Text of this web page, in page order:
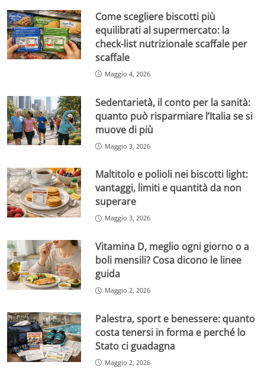
Come scegliere biscotti più
equilibrati al supermercato: la
check-list nutrizionale scaffale per
scaffale
Maggio 4, 2026
Sedentarietà, il conto per la sanità:
quanto può risparmiare l’Italia se si
muove di più
Maggio 3, 2026
Maltitolo e polioli nei biscotti light:
vantaggi, limiti e quantità da non
superare
Maggio 3, 2026
Vitamina D, meglio ogni giorno o a
boli mensili? Cosa dicono le linee
guida
Maggio 2, 2026
Palestra, sport e benessere: quanto
costa tenersi in forma e perché lo
Stato ci guadagna
Maggio 2, 2026